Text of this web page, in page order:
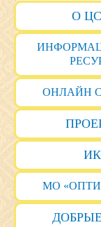
О
ОНЛАЙН
МО